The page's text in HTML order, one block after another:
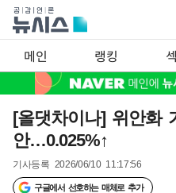
메인 랭킹
[올댓차이나] 위안화
안…0.025%↑
기사등록 2026/06/10 11:17:56
구글에서 선호하는 매체로 추가